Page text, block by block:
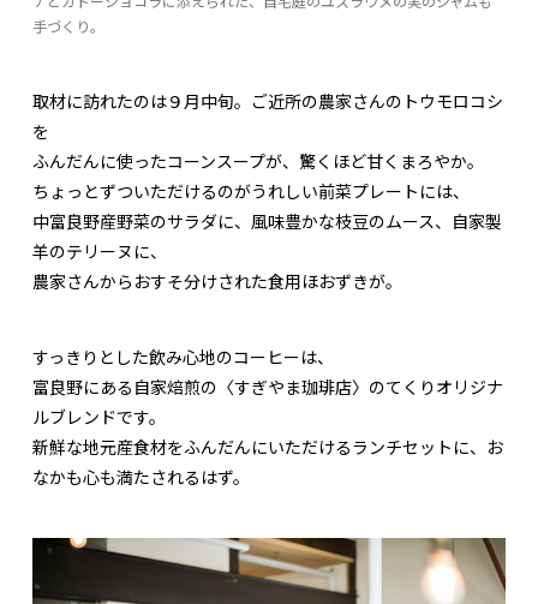
手づくり。
取材に訪れたのは９月中旬。ご近所の農家さんのトウモロコシ
を
ふんだんに使ったコーンスープが、驚くほど甘くまろやか。
ちょっとずついただけるのがうれしい前菜プレートには、
中富良野産野菜のサラダに、風味豊かな枝豆のムース、自家製
羊のテリーヌに、
農家さんからおすそ分けされた食用ほおずきが。
すっきりとした飲み心地のコーヒーは、
富良野にある自家焙煎の〈すぎやま珈琲店〉のてくりオリジナ
ルブレンドです。
新鮮な地元産食材をふんだんにいただけるランチセットに、お
なかも心も満たされるはず。